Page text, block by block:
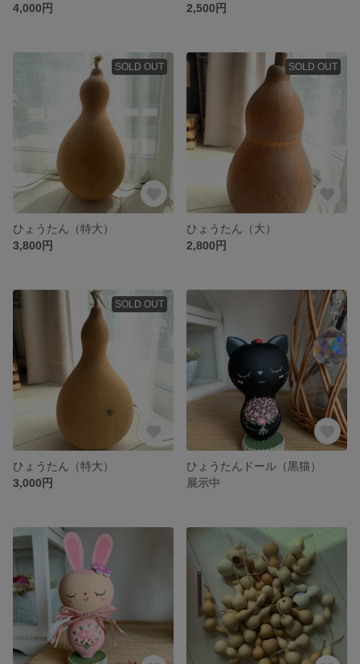
4,000円
2,500円
SOLD OUT
ひょうたん（特大）
3,800円
SOLD OUT
ひょうたん（大）
2,800円
SOLD OUT
ひょうたん（特大）
3,000円
ひょうたんドール（黒猫）
展示中